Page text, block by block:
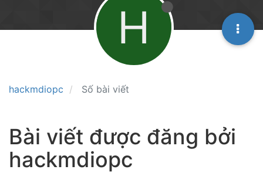
hackmdiopc Số bài viết
H
Bài viết được đăng bởi
hackmdiopc